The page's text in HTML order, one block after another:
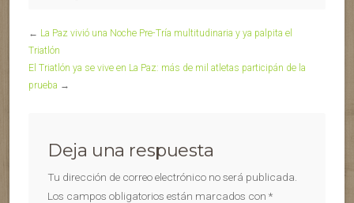
← La Paz vivió una Noche Pre-Tría multitudinaria y ya palpita el
Triatlón
El Triatlón ya se vive en La Paz: más de mil atletas participán de la
prueba →
Deja una respuesta
Tu dirección de correo electrónico no será publicada.
Los campos obligatorios están marcados con *